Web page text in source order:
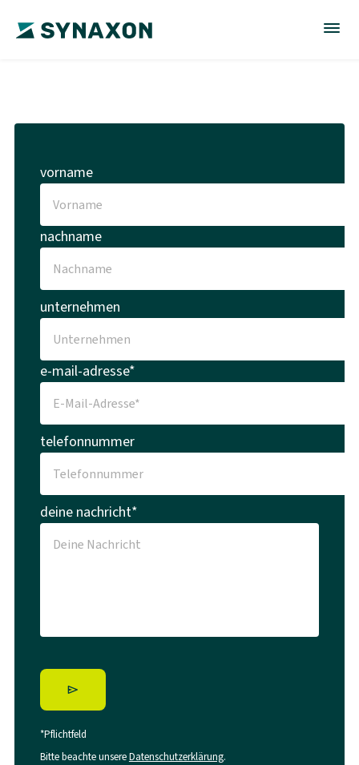
vorname
nachname
unternehmen
e-mail-adresse*
telefonnummer
deine nachricht*
*Pflichtfeld
Bitte beachte unsereDatenschutzerklärung.